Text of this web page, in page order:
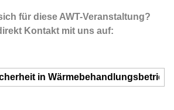
für diese AWT-Veranstaltung?
Kontakt mit uns auf: